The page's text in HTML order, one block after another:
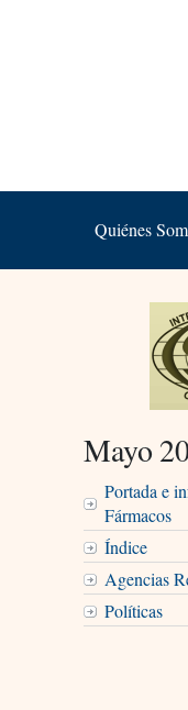
Quiénes
Mayo
Portada e
Fármacos
Índice
Agencias
Políticas